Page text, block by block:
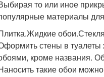
то или иное
материалы для
стены в
кроме названия.
такие обои